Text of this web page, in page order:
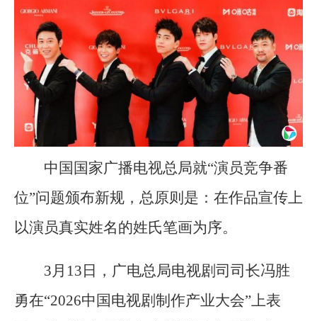
中国国家广播电视总局就“演员竞争番
位”问题颁布新规，总原则是：在作品宣传上
以演员真实姓名的姓氏笔画为序。
3月13日，广电总局电视剧司司长冯胜
勇在“2026中国电视剧制作产业大会”上表